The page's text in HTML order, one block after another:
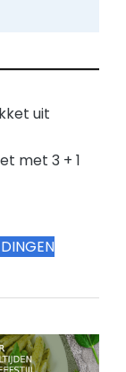
uit
met 3 + 1